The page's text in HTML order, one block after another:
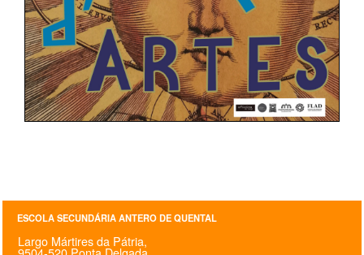
ESCOLA SECUNDÁRIA ANTERO DE QUENTAL
Largo Mártires da Pátria,